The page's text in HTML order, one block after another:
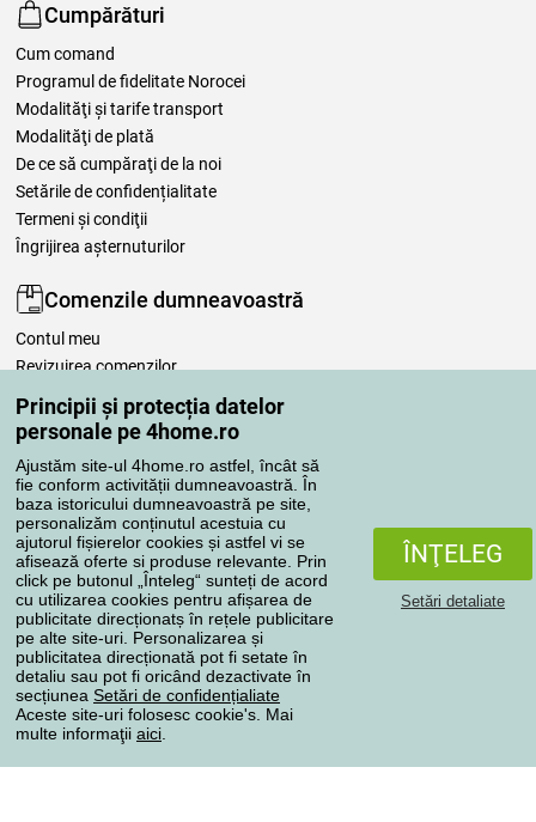
Principii și protecția datelor
personale pe 4home.ro
Ajustăm site-ul 4home.ro astfel, încât să
fie conform activității dumneavoastră. În
baza istoricului dumneavoastră pe site,
personalizăm conținutul acestuia cu
ajutorul fișierelor cookies și astfel vi se
afisează oferte si produse relevante. Prin
click pe butonul „Înteleg“ sunteți de acord
cu utilizarea cookies pentru afișarea de
publicitate direcționatș în rețele publicitare
pe alte site-uri. Personalizarea și
publicitatea direcționată pot fi setate în
detaliu sau pot fi oricând dezactivate în
secțiunea Setări de confidențialiate
Aceste site-uri folosesc cookie's. Mai
multe informaţii aici
ÎNŢELEG
Setări detaliate
Cumpărături
Cum comand
Programul de fidelitate Norocei
Modalităţi şi tarife transport
Modalităţi de plată
De ce să cumpăraţi de la noi
Setările de confidențialitate
Termeni şi condiţii
Îngrijirea așternuturilor
Comenzile dumneavoastră
Contul meu
Revizuirea comenzilor
Reclamaţii
Retragere de la contract
Regulile de procesare a recenziilor
Metode de transport
Metode de plată
Magazin de încredere